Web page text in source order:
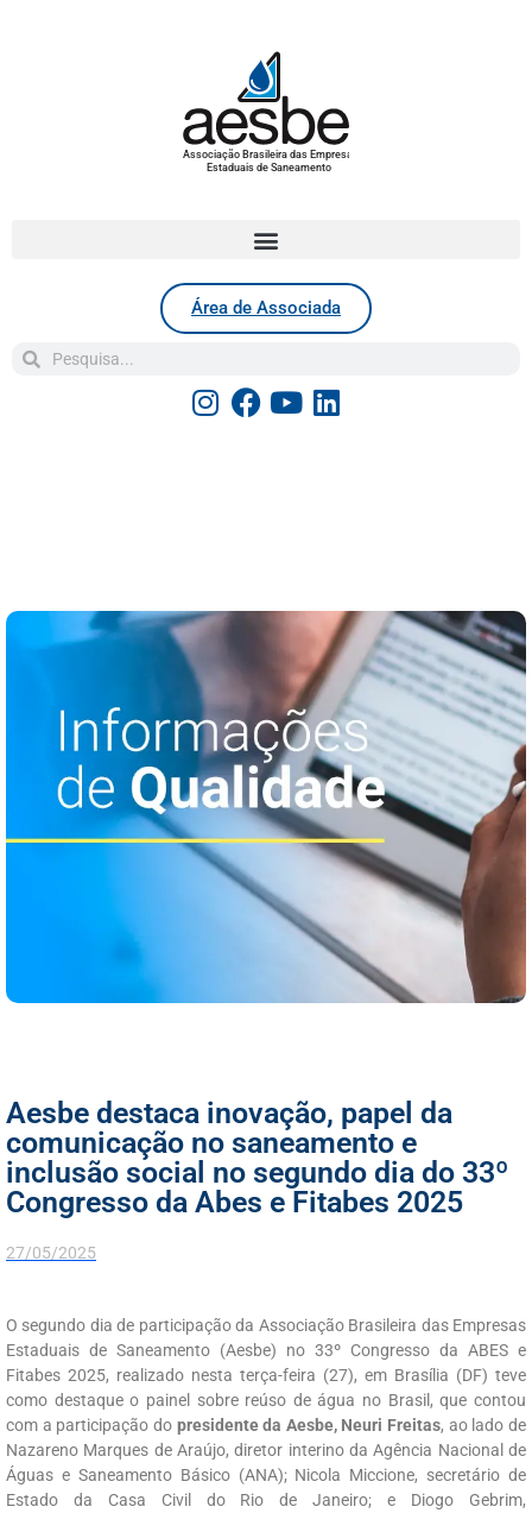
Associação Brasileira das Empresas
Estaduais de Saneamento
Área de Associada
Aesbe destaca inovação, papel da
comunicação no saneamento e
inclusão social no segundo dia do 33º
Congresso da Abes e Fitabes 2025
27/05/2025
O segundo dia de participação da Associação Brasileira das Empresas
Estaduais de Saneamento (Aesbe) no 33º Congresso da ABES e
Fitabes 2025, realizado nesta terça-feira (27), em Brasília (DF) teve
como destaque o painel sobre reúso de água no Brasil, que contou
com a participação do presidente da Aesbe, Neuri Freitas, ao lado de
Nazareno Marques de Araújo, diretor interino da Agência Nacional de
Águas e Saneamento Básico (ANA); Nicola Miccione, secretário de
Estado da Casa Civil do Rio de Janeiro; e Diogo Gebrim,